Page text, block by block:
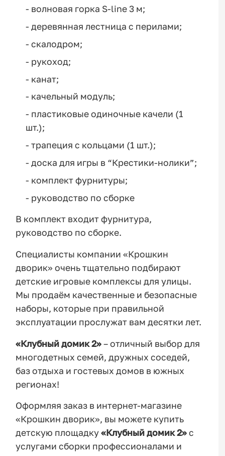
- волновая горка S-line 3 м;
- деревянная лестница с перилами;
- скалодром;
- рукоход;
- канат;
- качельный модуль;
- пластиковые одиночные качели (1
шт.);
- трапеция с кольцами (1 шт.);
- доска для игры в “Крестики-нолики”;
- комплект фурнитуры;
- руководство по сборке
В комплект входит фурнитура,
руководство по сборке.
Специалисты компании «Крошкин
дворик» очень тщательно подбирают
детские игровые комплексы для улицы.
Мы продаём качественные и безопасные
наборы, которые при правильной
эксплуатации прослужат вам десятки лет.
«Клубный домик 2»– отличный выбор для
многодетных семей, дружных соседей,
баз отдыха и гостевых домов в южных
регионах!
Оформляя заказ в интернет-магазине
«Крошкин дворик», вы можете купить
детскую площадку«Клубный домик 2»с
услугами сборки профессионалами и